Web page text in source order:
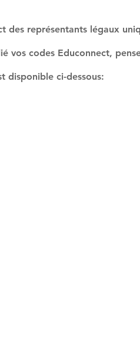
des représentants légaux
vos codes Educonnect,
disponible ci-dessous: